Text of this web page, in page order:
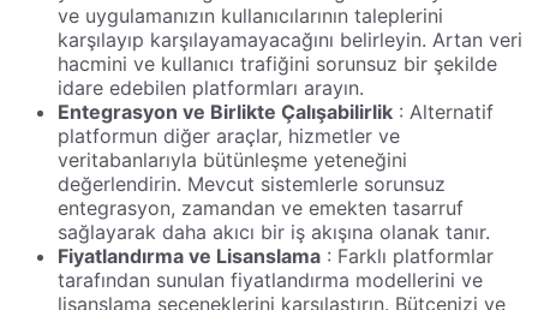
ve uygulamanızın kullanıcılarının taleplerini
karşılayıp karşılayamayacağını belirleyin. Artan veri
hacmini ve kullanıcı trafiğini sorunsuz bir şekilde
idare edebilen platformları arayın.
Entegrasyon ve Birlikte Çalışabilirlik : Alternatif
platformun diğer araçlar, hizmetler ve
veritabanlarıyla bütünleşme yeteneğini
değerlendirin. Mevcut sistemlerle sorunsuz
entegrasyon, zamandan ve emekten tasarruf
sağlayarak daha akıcı bir iş akışına olanak tanır.
Fiyatlandırma ve Lisanslama : Farklı platformlar
tarafından sunulan fiyatlandırma modellerini ve
lisanslama seçeneklerini karşılaştırın. Bütçenizi ve